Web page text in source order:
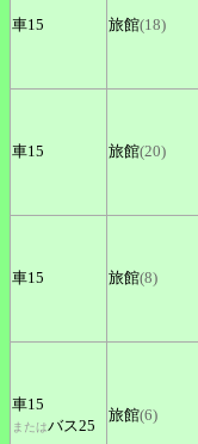
車15 旅館(18)
車15 旅館(20)
車15 旅館(8)
車15
またはバス25
旅館(6)